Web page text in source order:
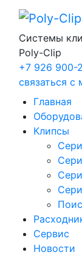
Системы
Poly-Clip
+7 926 900-
связаться
Главная
Клипсы
Сервис
Новости